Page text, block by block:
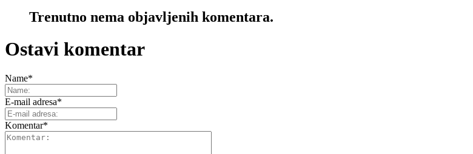
Trenutno nema objavljenih komentara.
Ostavi komentar
Name*
E-mail adresa*
Komentar*